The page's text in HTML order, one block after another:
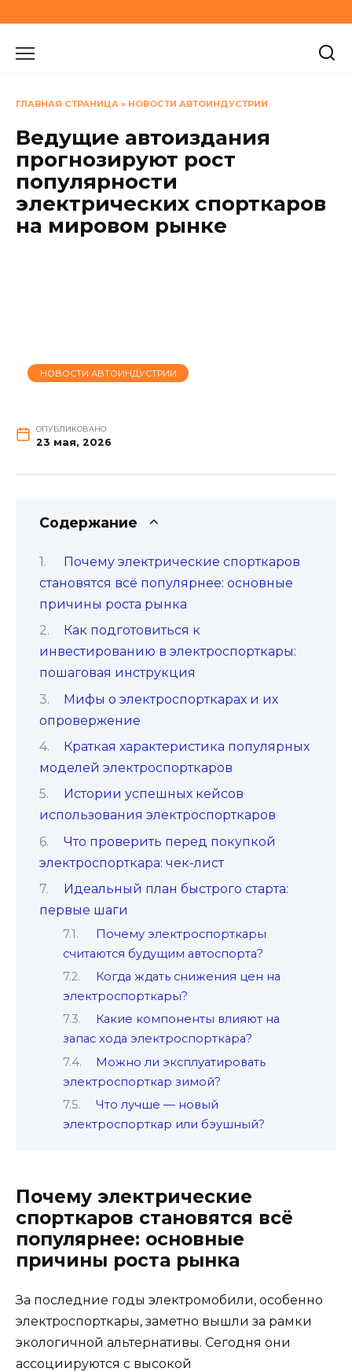
к
содержанию
ГЛАВНАЯ СТРАНИЦА » НОВОСТИ АВТОИНДУСТРИИ
Ведущие автоиздания
прогнозируют рост
популярности
электрических спорткаров
на мировом рынке
НОВОСТИ АВТОИНДУСТРИИ
ОПУБЛИКОВАНО
23 мая, 2026
Содержание
Почему электрические спорткаров
становятся всё популярнее: основные
причины роста рынка
Как подготовиться к
инвестированию в электроспорткары:
пошаговая инструкция
Мифы о электроспорткарах и их
опровержение
Краткая характеристика популярных
моделей электроспорткаров
Истории успешных кейсов
использования электроспорткаров
Что проверить перед покупкой
электроспорткара: чек-лист
Идеальный план быстрого старта:
первые шаги
Почему электроспорткары
считаются будущим автоспорта?
Когда ждать снижения цен на
электроспорткары?
Какие компоненты влияют на
запас хода электроспорткара?
Можно ли эксплуатировать
электроспорткар зимой?
Что лучше — новый
электроспорткар или бэушный?
Почему электрические
спорткаров становятся всё
популярнее: основные
причины роста рынка
За последние годы электромобили, особенно
электроспорткары, заметно вышли за рамки
экологичной альтернативы. Сегодня они
ассоциируются с высокой